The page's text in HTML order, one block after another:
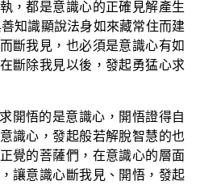
，都是意識心的正確見解產生
知識顯說法身如來藏常住而建
斷我見，也必須是意識心有如
斷除我見以後，發起勇猛心求
開悟的是意識心，開悟證得自
識心，發起般若解脫智慧的也
覺的菩薩們，在意識心的層面
讓意識心斷我見、開悟，發起